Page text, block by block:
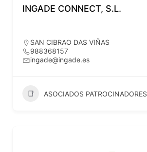
INGADE CONNECT, S.L.
SAN CIBRAO DAS VIÑAS
988368157
ingade@ingade.es
ASOCIADOS PATROCINADORES